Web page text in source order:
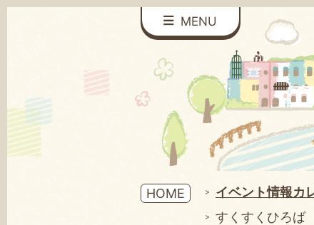
MENU
HOME
イベント情報カ
すくすくひろば